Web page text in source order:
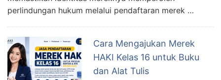
perlindungan hukum melalui pendaftaran merek …
Cara Mengajukan Merek
HAKI Kelas 16 untuk Buku
dan Alat Tulis